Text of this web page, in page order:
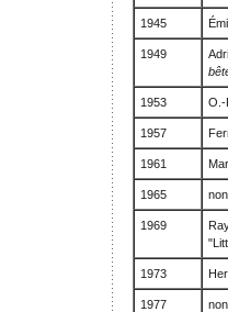
1945
1949
1953 O.-
1957
1961
1965
1969
1973
1977